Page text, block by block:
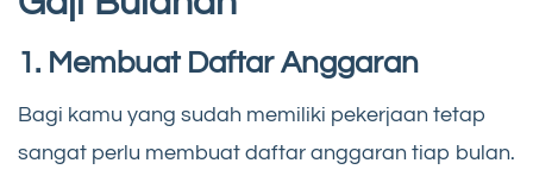
1. Membuat Daftar Anggaran
Bagi kamu yang sudah memiliki pekerjaan tetap
sangat perlu membuat daftar anggaran tiap bulan.